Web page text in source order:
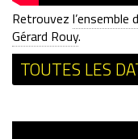
Retrouvez
Gérard Rouy.
TOUTES LES